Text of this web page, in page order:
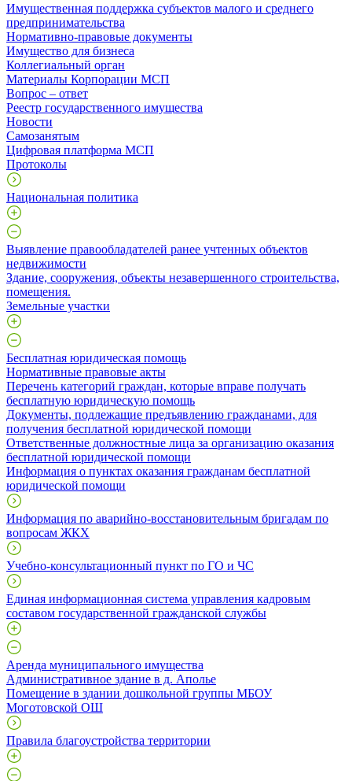
Имущественная поддержка субъектов малого и среднего
предпринимательства
Нормативно-правовые документы
Имущество для бизнеса
Коллегиальный орган
Материалы Корпорации МСП
Вопрос – ответ
Реестр государственного имущества
Новости
Самозанятым
Цифровая платформа МСП
Протоколы
Национальная политика
Выявление правообладателей ранее учтенных объектов
недвижимости
​Здание, сооружения, объекты незавершенного строительства,
помещения.
Земельные участки
Бесплатная юридическая помощь
Нормативные правовые акты
Перечень категорий граждан, которые вправе получать
бесплатную юридическую помощь
Документы, подлежащие предъявлению гражданами, для
получения бесплатной юридической помощи
Ответственные должностные лица за организацию оказания
бесплатной юридической помощи
Информация о пунктах оказания гражданам бесплатной
юридической помощи
Информация по аварийно-восстановительным бригадам по
вопросам ЖКХ
Учебно-консультационный пункт по ГО и ЧС
Единая информационная система управления кадровым
составом государственной гражданской службы
Аренда муниципального имущества
Административное здание в д. Аполье
Помещение в здании дошкольной группы МБОУ
Моготовской ОШ
Правила благоустройства территории